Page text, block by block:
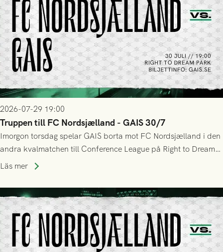
2026-07-29 19:00
Truppen till FC Nordsjælland - GAIS 30/7
Imorgon torsdag spelar GAIS borta mot FC Nordsjælland i den
andra kvalmatchen till Conference League på Right to Dream
Park! Fredrik Holmberg och ledarstaben har tagit ut följande
Läs mer